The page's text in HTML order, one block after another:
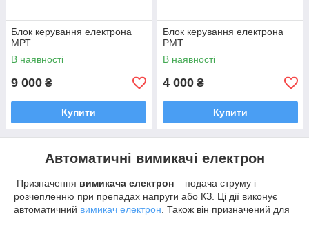
Блок керування електрона
МРТ
В наявності
9 000 ₴
Купити
Блок керування електрона
РМТ
В наявності
4 000 ₴
Купити
Автоматичні вимикачі електрон
Призначення вимикача електрон – подача струму і
розчепленню при препадах напруги або КЗ. Ці дії виконує
автоматичний вимикач електрон . Також він призначений для